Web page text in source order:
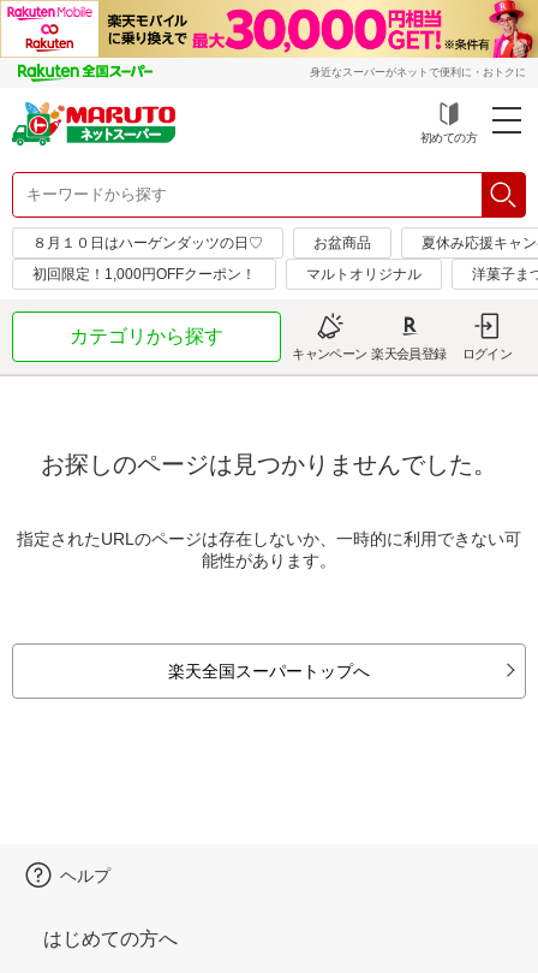
身近なスーパーがネットで便利に・おトクに
初めての方
８月１０日はハーゲンダッツの日♡ お盆商品
夏休み応援キャ
初回限定！1,000円OFFクーポン！
マルトオリジナル 洋菓子ま
カテゴリから探す
キャンペーン 楽天会員登録 ログイン
お探しのページは見つかりませんでした。
指定されたURLのページは存在しないか、一時的に利用できない可
能性があります。
楽天全国スーパートップへ
ヘルプ
はじめての方へ